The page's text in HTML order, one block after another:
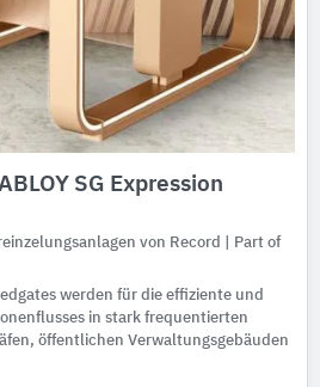
SG Expression
von Record | Part of
werden für die effiziente und
in stark frequentierten
öffentlichen Verwaltungsgebäuden